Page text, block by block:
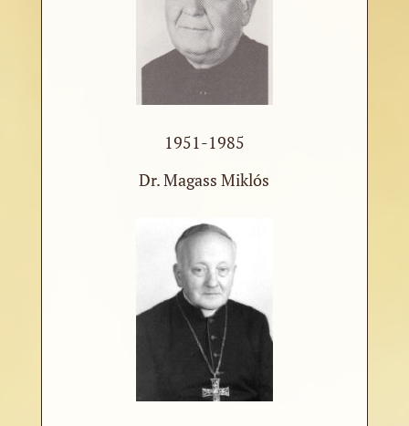
1951-1985
Dr. Magass Miklós